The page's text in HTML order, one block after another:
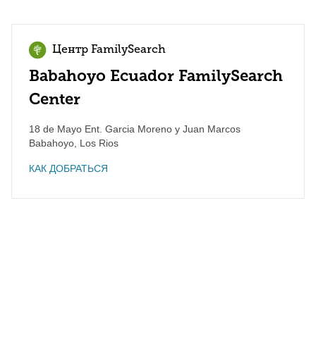
Центр FamilySearch
Babahoyo Ecuador FamilySearch
Center
18 de Mayo Ent. Garcia Moreno y Juan Marcos
Babahoyo Los Rios
КАК ДОБРАТЬСЯ